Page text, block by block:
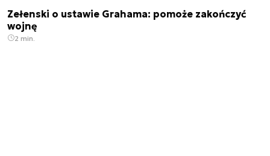
Zełenski o ustawie Grahama: pomoże zakończyć
wojnę
2 min.